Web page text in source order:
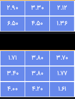
۲.۱۲ ۳.۳۰
۲.۹۰
۱.۳۶ ۴.۵۰
۶.۵۰
۳.۷۰ ۳.۸۰
۱.۷۱
۱.۷۷ ۳.۸۰
۳.۴۰
۱.۶۱ ۴.۲۰
۴.۰۰